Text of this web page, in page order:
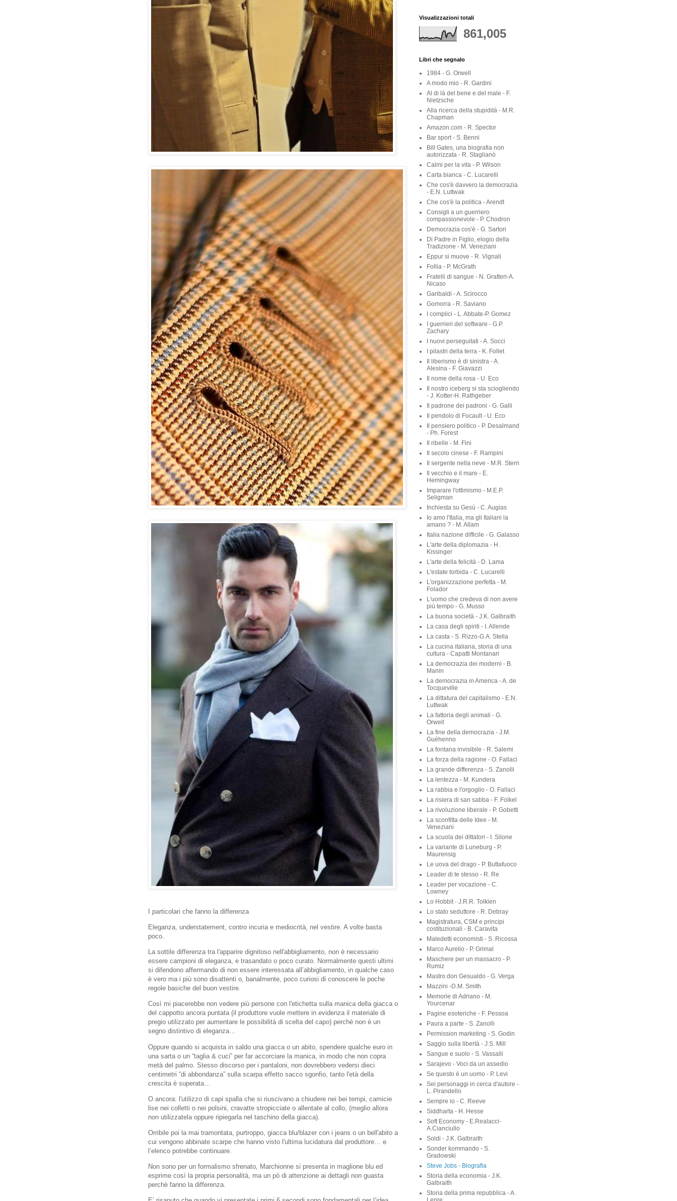
I particolari che fanno la differenza
Eleganza, understatement, contro incuria e mediocrità, nel vestire. A volte basta
poco.
La sottile differenza tra l'apparire dignitoso nell'abbigliamento, non è necessario
essere campioni di eleganza, e trasandato o poco curato. Normalmente questi ultimi
si difendono affermando di non essere interessata all’abbigliamento, in qualche caso
è vero ma i più sono disattenti o, banalmente, poco curiosi di conoscere le poche
regole basiche del buon vestire.
Così mi piacerebbe non vedere più persone con l'etichetta sulla manica della giacca o
del cappotto ancora puntata (il produttore vuole mettere in evidenza il materiale di
pregio utilizzato per aumentare le possibilità di scelta del capo) perché non è un
segno distintivo di eleganza…
Oppure quando si acquista in saldo una giacca o un abito, spendere qualche euro in
una sarta o un “taglia & cuci” per far accorciare la manica, in modo che non copra
metà del palmo. Stesso discorso per i pantaloni, non dovrebbero vedersi dieci
centimetri “di abbondanza” sulla scarpa effetto sacco sgonfio, tanto l'età della
crescita è superata…
O ancora: l'utilizzo di capi spalla che si riuscivano a chiudere nei bei tempi, camicie
lise nei colletti o nei polsini, cravatte stropicciate o allentate al collo, (meglio allora
non utilizzatela oppure ripiegarla nel taschino della giacca).
Orribile poi la mai tramontata, purtroppo, giacca blu/blazer con i jeans o un bell'abito a
cui vengono abbinate scarpe che hanno visto l'ultima lucidatura dal produttore… e
l’elenco potrebbe continuare.
Non sono per un formalismo sfrenato, Marchionne si presenta in maglione blu ed
esprime così la propria personalità, ma un pò di attenzione ai dettagli non guasta
perchè fanno la differenza.
Visualizzazioni totali
861,005
Libri che segnalo
1984 - G. Orwell
A modo mio - R. Gardini
Al di là del bene e del male - F.
Nietzsche
Alla ricerca della stupidità - M.R.
Chapman
Amazon.com - R. Spector
Bar sport - S. Benni
Bill Gates, una biografia non
autorizzata - R. Staglianò
Calmi per la vita - P. Wilson
Carta bianca - C. Lucarelli
Che cos'è davvero la democrazia
- E.N. Luttwak
Che cos'è la politica - Arendt
Consigli a un guerriero
compassionevole - P. Chodron
Democrazia cos'è - G. Sartori
Di Padre in Figlio, elogio della
Tradizione - M. Veneziani
Eppur si muove - R. Vignali
Follia - P. McGrath
Fratelli di sangue - N. Gratteri-A.
Nicaso
Garibaldi - A. Scirocco
Gomorra - R. Saviano
I complici - L. Abbate-P. Gomez
I guerrieri del software - G.P.
Zachary
I nuovi perseguitati - A. Socci
I pilastri della terra - K. Follet
Il liberismo è di sinistra - A.
Alesina - F. Giavazzi
Il nome della rosa - U. Eco
Il nostro iceberg si sta sciogliendo
- J. Kotter-H. Rathgeber
Il padrone dei padroni - G. Galli
Il pendolo di Focault - U. Eco
Il pensiero politico - P. Desalmand
- Ph. Forest
Il ribelle - M. Fini
Il secolo cinese - F. Rampini
Il sergente nella neve - M.R. Stern
Il vecchio e il mare - E.
Hemingway
Imparare l'ottimismo - M.E.P.
Seligman
Inchiesta su Gesù - C. Augias
Io amo l'Italia, ma gli Italiani la
amano ? - M. Allam
Italia nazione difficile - G. Galasso
L'arte della diplomazia - H.
Kissinger
L'arte della felicità - D. Lama
L'estate torbida - C. Lucarelli
L'organizzazione perfetta - M.
Folador
L'uomo che credeva di non avere
più tempo - G. Musso
La buona società - J.K. Galbraith
La casa degli spiriti - I. Allende
La casta - S. Rizzo-G.A. Stella
La cucina italiana, storia di una
cultura - Capatti Montanari
La democrazia dei moderni - B.
Manin
La democrazia in America - A. de
Tocqueville
La dittatura del capitalismo - E.N.
Luttwak
La fattoria degli animali - G.
Orwell
La fine della democrazia - J.M.
Guéhenno
La fontana invisibile - R. Salemi
La forza della ragione - O. Fallaci
La grande differenza - S. Zanolli
La lentezza - M. Kundera
La rabbia e l'orgoglio - O. Fallaci
La risiera di san sabba - F. Folkel
La rivoluzione liberale - P. Gobetti
La sconfitta delle Idee - M.
Veneziani
La scuola dei dittatori - I. Silone
La variante di Luneburg - P.
Maurensig
Le uova del drago - P. Buttafuoco
Leader di te stesso - R. Re
Leader per vocazione - C.
Lowney
Lo Hobbit - J.R.R. Tolkien
Lo stato seduttore - R. Debray
Magistratura, CSM e principi
costituzionali - B. Caravita
Maledetti economisti - S. Ricossa
Marco Aurelio - P. Grimal
Maschere per un massacro - P.
Rumiz
Mastro don Gesualdo - G. Verga
Mazzini -D.M. Smith
Memorie di Adriano - M.
Yourcenar
Pagine esoteriche - F. Pessoa
Paura a parte - S. Zanolli
Permission marketing - S. Godin
Saggio sulla libertà - J.S. Mill
Sangue e suolo - S. Vassalli
Sarajevo - Voci da un assedio
Se questo è un uomo - P. Levi
Sei personaggi in cerca d'autore -
L. Pirandello
Sempre io - C. Reeve
Siddharta - H. Hesse
Soft Economy - E.Realacci-
A.Cianciullo
Soldi - J.K. Galbraith
Sonder kommando - S.
Gradowski
Steve Jobs - Biografia
Storia della economia - J.K.
Galbraith
Storia della prima repubblica - A.